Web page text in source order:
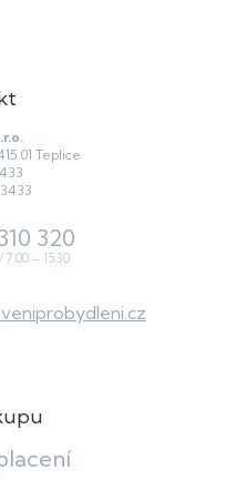
01 Teplice
320